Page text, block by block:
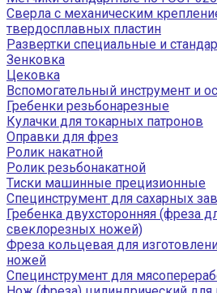
Сверла с механическим
твердосплавных пластин
Развертки специальные и
Зенковка
Цековка
Вспомогательный инструмент и
Гребенки резьбонарезные
Кулачки для токарных патронов
Оправки для фрез
Ролик накатной
Ролик резьбонакатной
Тиски машинные прецизионные
Специнструмент для сахарных
Гребенка двухсторонняя (фреза
свеклорезных ножей)
Фреза кольцевая для
ножей
Специнструмент для